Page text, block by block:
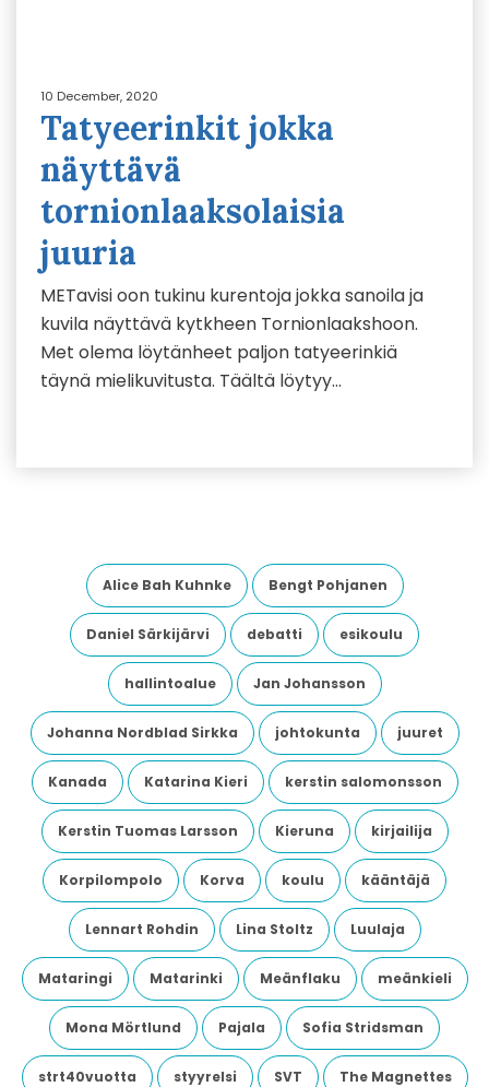
10 December, 2020
Tatyeerinkit jokka
näyttävä
tornionlaaksolaisia
juuria
METavisi oon tukinu kurentoja jokka sanoila ja
kuvila näyttävä kytkheen Tornionlaakshoon.
Met olema löytänheet paljon tatyeerinkiä
täynä mielikuvitusta. Täältä löytyy…
Alice Bah Kuhnke Bengt Pohjanen
Daniel Särkijärvi debatti esikoulu
hallintoalue Jan Johansson
Johanna Nordblad Sirkka johtokunta juuret
Kanada Katarina Kieri kerstin salomonsson
Kerstin Tuomas Larsson Kieruna kirjailija
Korpilompolo Korva koulu kääntäjä
Lennart Rohdin Lina Stoltz Luulaja
Mataringi Matarinki Meänflaku meänkieli
Mona Mörtlund Pajala Sofia Stridsman
strt40vuotta styyrelsi SVT The Magnettes